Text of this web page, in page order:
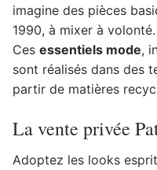
imagine des pièces
1990, à mixer à volonté.
Ces essentiels mode,
sont réalisés dans des
partir de matières
La vente privée
Adoptez les looks